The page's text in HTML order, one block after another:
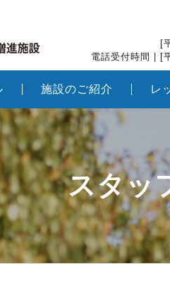
[
電話受付時間 | [
施設のご紹介 レ
スタッ